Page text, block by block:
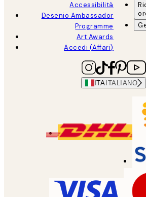
Accessibilità
Desenio Ambassador
Programme
Art Awards
Accedi (Affari)
ITA ITALIANO